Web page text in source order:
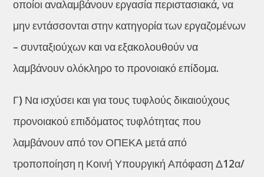
οποίοι αναλαμβάνουν εργασία περιστασιακά, να
μην εντάσσονται στην κατηγορία των εργαζομένων
– συνταξιούχων και να εξακολουθούν να
λαμβάνουν ολόκληρο το προνοιακό επίδομα.
Γ) Να ισχύσει και για τους τυφλούς δικαιούχους
προνοιακού επιδόματος τυφλότητας που
λαμβάνουν από τον ΟΠΕΚΑ μετά από
τροποποίηση η Κοινή Υπουργική Απόφαση Δ12α/